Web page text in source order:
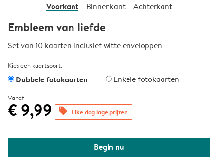
Voorkant Binnenkant Achterkant
Embleem van liefde
Set van 10 kaarten inclusief witte enveloppen
Kies een kaartsoort:
Dubbele fotokaarten Enkele fotokaarten
Vanaf
€ 9,99 offers Elke dag lage prijzen
Begin nu